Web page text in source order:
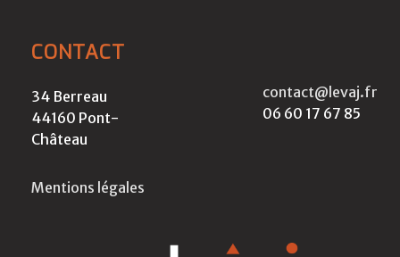
CONTACT
34 Berreau
44160 Pont-
Château
Mentions légales
contact@levaj.fr
06 60 17 67 85